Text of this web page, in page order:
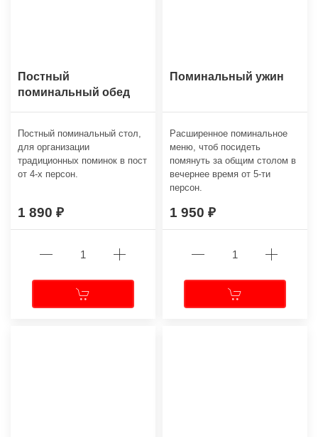
Постный
поминальный обед
Постный поминальный стол,
для организации
традиционных поминок в пост
от 4-х персон.
1 890
Поминальный ужин
Расширенное поминальное
меню, чтоб посидеть
помянуть за общим столом в
вечернее время от 5-ти
персон.
1 950